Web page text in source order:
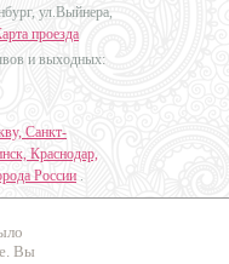
Вы
ул.Выйнера,
проезда
и выходных:
Санкт-
Краснодар,
России .